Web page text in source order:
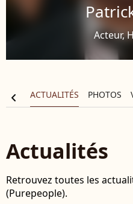
Acteur,
ACTUALITÉS PHOTOS
chevron_left
Actualités
Retrouvez toutes les
(Purepeople).